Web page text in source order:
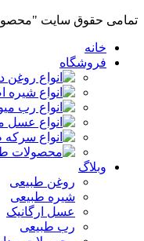
تمامی حقوق سایت
خانه
فروشگاه
وبلاگ
روغن طبیعی
شیره طبیعی
عسل ارگانیک
رب طبیعی